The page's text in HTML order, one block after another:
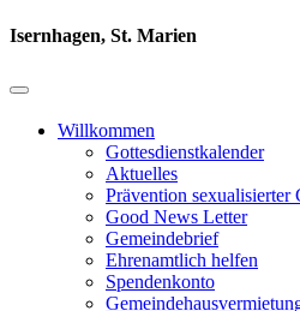
Isernhagen, St. Marien
Willkommen
Gottesdienstkalender
Aktuelles
Prävention sexualisierter
Good News Letter
Gemeindebrief
Ehrenamtlich helfen
Spendenkonto